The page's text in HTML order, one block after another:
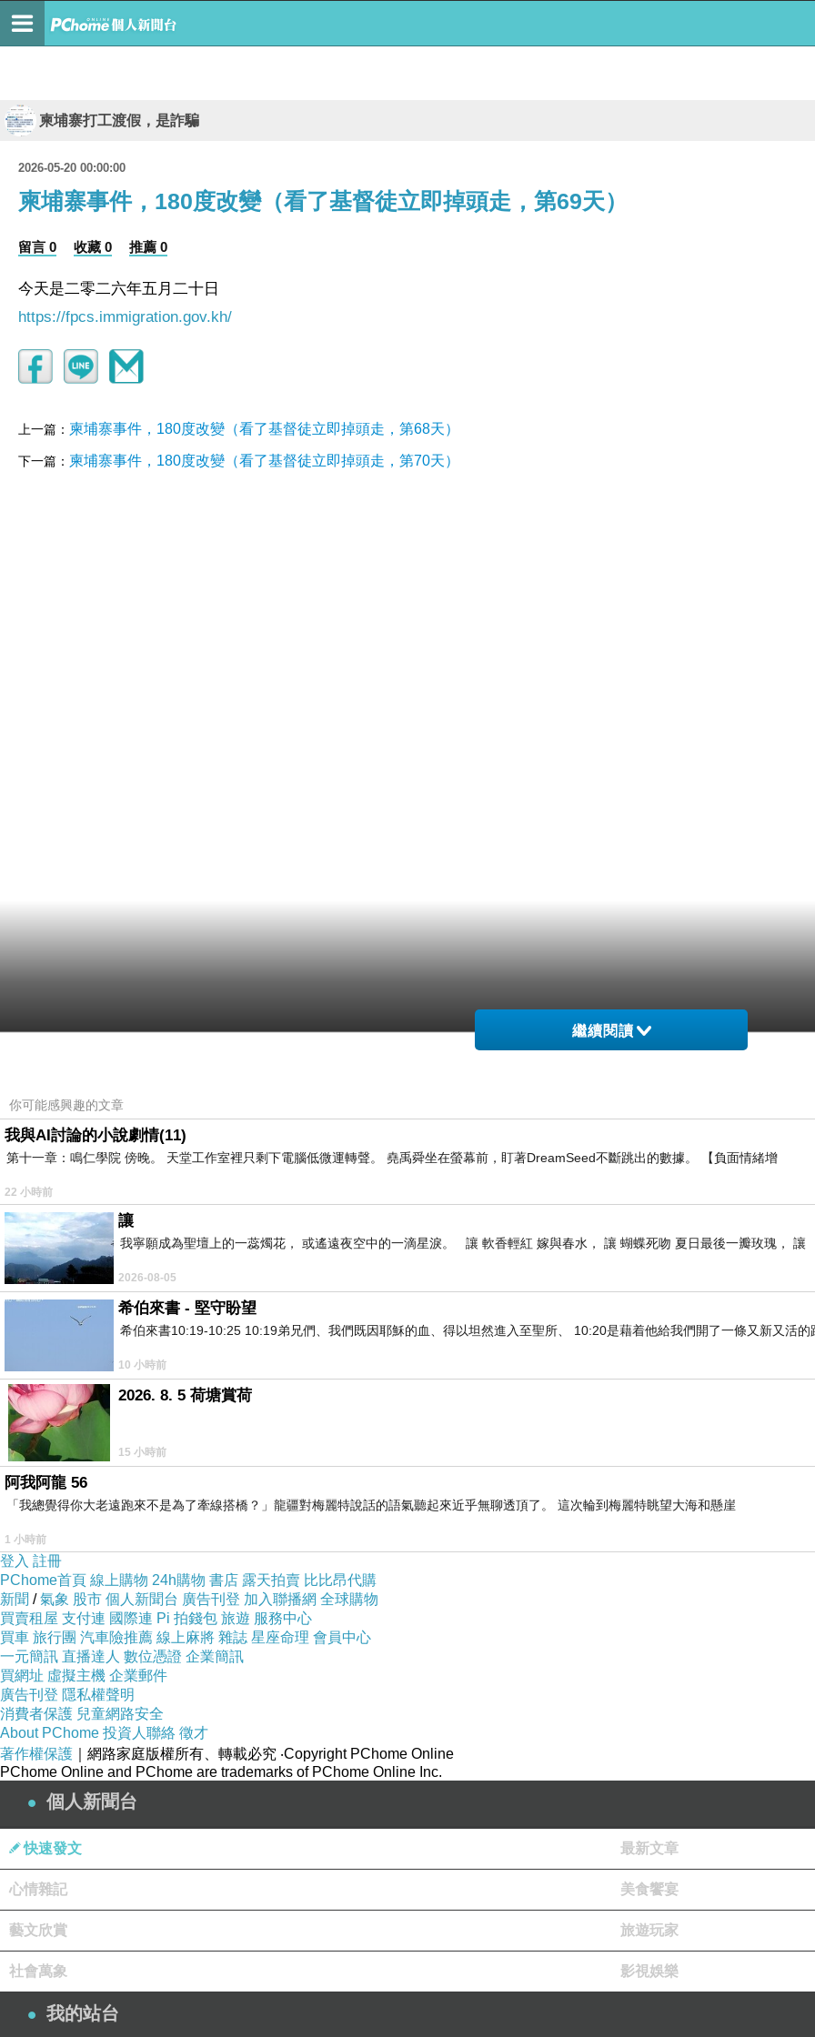
柬埔寨打工渡假，是詐騙
2026-05-20 00:00:00
柬埔寨事件，180度改變（看了基督徒立即掉頭走，第69天）
留言 0 收藏 0 推薦 0
今天是二零二六年五月二十日
https://fpcs.immigration.gov.kh/
上一篇： 柬埔寨事件，180度改變（看了基督徒立即掉頭走，第68天）
下一篇： 柬埔寨事件，180度改變（看了基督徒立即掉頭走，第70天）
繼續閱讀
你可能感興趣的文章
我與AI討論的小說劇情(11)
第十一章：鳴仁學院 傍晚。 天堂工作室裡只剩下電腦低微運轉聲。 堯禹舜坐在螢幕前，盯著DreamSeed不斷跳出的數據。 【負面情緒增
22 小時前
讓
我寧願成為聖壇上的一蕊燭花， 或遙遠夜空中的一滴星淚。 讓 軟香輕紅 嫁與春水， 讓 蝴蝶死吻 夏日最後一瓣玫瑰， 讓
2026-08-05
希伯來書 - 堅守盼望
希伯來書10:19-10:25 10:19弟兄們、我們既因耶穌的血、得以坦然進入至聖所、 10:20是藉着他給我們開了一條又新又活的
10 小時前
2026. 8. 5 荷塘賞荷
15 小時前
阿我阿龍 56
「我總覺得你大老遠跑來不是為了牽線搭橋？」龍疆對梅麗特說話的語氣聽起來近乎無聊透頂了。 這次輪到梅麗特眺望大海和懸崖
1 小時前
登入 註冊
PChome首頁 線上購物 24h購物 書店 露天拍賣 比比昂代購
新聞 /氣象 股市 個人新聞台 廣告刊登 加入聯播網 全球購物
買賣租屋 支付連 國際連 Pi 拍錢包 旅遊 服務中心
買車 旅行團 汽車險推薦 線上麻將 雜誌 星座命理 會員中心
一元簡訊 直播達人 數位憑證 企業簡訊
買網址 虛擬主機 企業郵件
廣告刊登 隱私權聲明
消費者保護 兒童網路安全
About PChome 投資人聯絡 徵才
著作權保護 ｜網路家庭版權所有、轉載必究 ‧Copyright PChome Online
PChome Online and PChome are trademarks of PChome Online Inc.
個人新聞台
快速發文 最新文章
心情雜記 美食饗宴
藝文欣賞 旅遊玩家
社會萬象 影視娛樂
我的站台